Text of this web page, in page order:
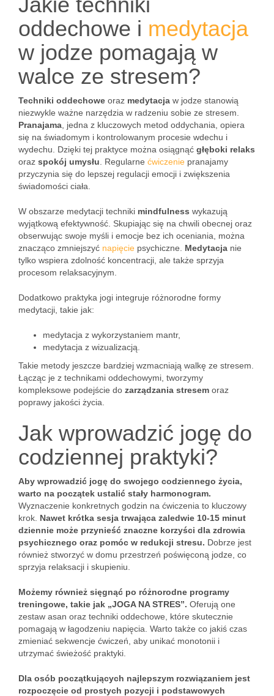
oddechowe i medytacja
w jodze pomagają w
walce ze stresem?
Techniki oddechowe oraz medytacja w jodze stanowią
niezwykle ważne narzędzia w radzeniu sobie ze stresem.
Pranajama , jedna z kluczowych metod oddychania, opiera
się na świadomym i kontrolowanym procesie wdechu i
wydechu. Dzięki tej praktyce można osiągnąć głęboki relaks
oraz spokój umysłu . Regularne ćwiczenie pranajamy
przyczynia się do lepszej regulacji emocji i zwiększenia
świadomości ciała.
W obszarze medytacji techniki mindfulness wykazują
wyjątkową efektywność. Skupiając się na chwili obecnej oraz
obserwując swoje myśli i emocje bez ich oceniania, można
znacząco zmniejszyć napięcie psychiczne. Medytacja nie
tylko wspiera zdolność koncentracji, ale także sprzyja
procesom relaksacyjnym.
Dodatkowo praktyka jogi integruje różnorodne formy
medytacji, takie jak:
medytacja z wykorzystaniem mantr,
medytacja z wizualizacją.
Takie metody jeszcze bardziej wzmacniają walkę ze stresem.
Łącząc je z technikami oddechowymi, tworzymy
kompleksowe podejście do zarządzania stresem oraz
poprawy jakości życia.
Jak wprowadzić jogę do
codziennej praktyki?
Aby wprowadzić jogę do swojego codziennego życia,
warto na początek ustalić stały harmonogram.
Wyznaczenie konkretnych godzin na ćwiczenia to kluczowy
krok. Nawet krótka sesja trwająca zaledwie 10-15 minut
dziennie może przynieść znaczne korzyści dla zdrowia
psychicznego oraz pomóc w redukcji stresu. Dobrze jest
również stworzyć w domu przestrzeń poświęconą jodze, co
sprzyja relaksacji i skupieniu.
Możemy również sięgnąć po różnorodne programy
treningowe, takie jak „JOGA NA STRES”. Oferują one
zestaw asan oraz techniki oddechowe, które skutecznie
pomagają w łagodzeniu napięcia. Warto także co jakiś czas
zmieniać sekwencje ćwiczeń, aby unikać monotonii i
utrzymać świeżość praktyki.
Dla osób początkujących najlepszym rozwiązaniem jest
rozpoczęcie od prostych pozycji i podstawowych